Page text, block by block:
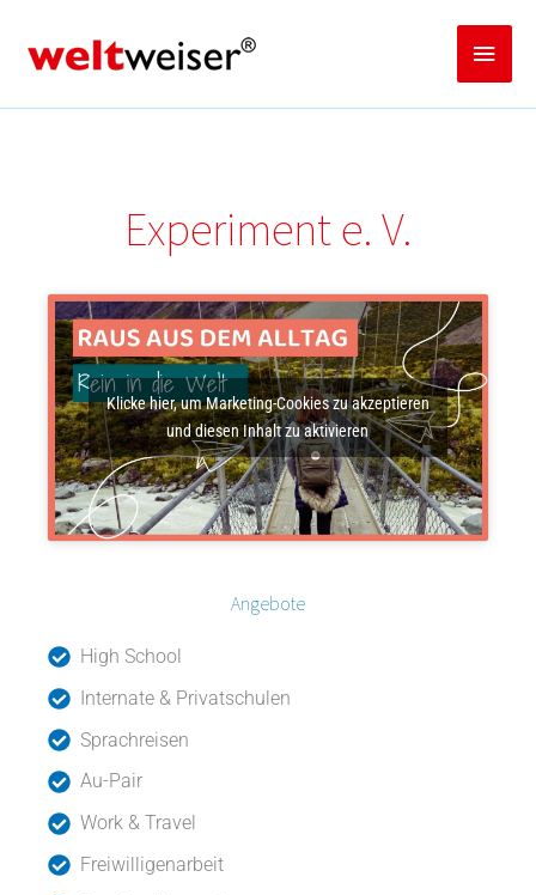
springen
Experiment e. V.
Klicke hier, um Marketing-Cookies zu akzeptieren
und diesen Inhalt zu aktivieren
Angebote
High School
Internate & Privatschulen
Sprachreisen
Au-Pair
Work & Travel
Freiwilligenarbeit